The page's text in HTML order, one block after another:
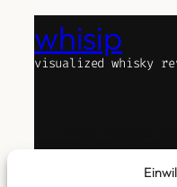
whisip
visualized whisky
whisip ist anders.
Das Experiment